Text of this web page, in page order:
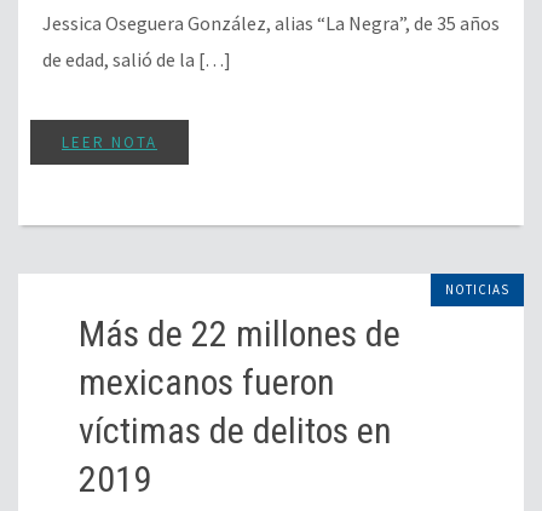
Jessica Oseguera González, alias “La Negra”, de 35 años
de edad, salió de la […]
LEER NOTA
NOTICIAS
Más de 22 millones de
mexicanos fueron
víctimas de delitos en
2019